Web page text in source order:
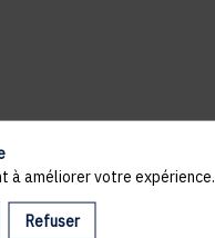
votre navigateur
à améliorer votre expérience.
Refuser